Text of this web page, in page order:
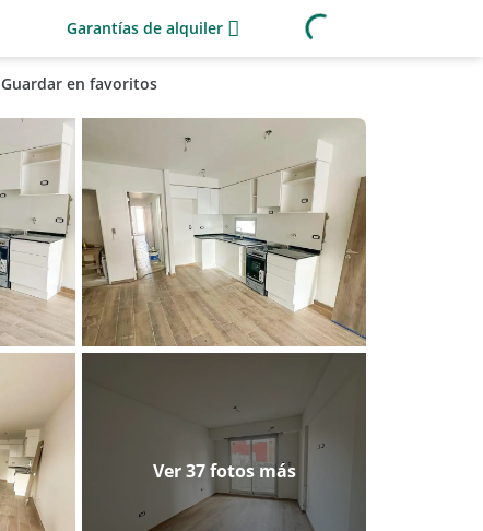
Garantías de alquiler
Guardar en favoritos
Ver 37 fotos más